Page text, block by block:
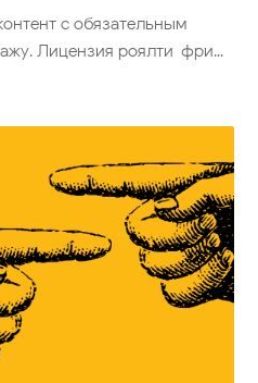
с обязательным
Лицензия роялти-фри...